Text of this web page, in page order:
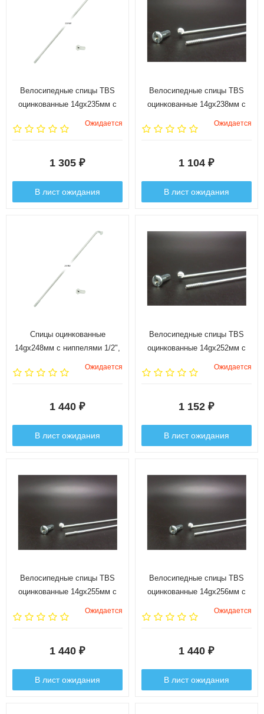
Велосипедные спицы TBS
оцинкованные 14gx235мм с
Ожидается
1 305 ₽
В лист ожидания
Велосипедные спицы TBS
оцинкованные 14gx238мм с
Ожидается
1 104 ₽
В лист ожидания
Спицы оцинкованные
14gx248мм с ниппелями 1/2",
Ожидается
1 440 ₽
В лист ожидания
Велосипедные спицы TBS
оцинкованные 14gx252мм с
Ожидается
1 152 ₽
В лист ожидания
Велосипедные спицы TBS
оцинкованные 14gx255мм с
Ожидается
1 440 ₽
В лист ожидания
Велосипедные спицы TBS
оцинкованные 14gx256мм с
Ожидается
1 440 ₽
В лист ожидания